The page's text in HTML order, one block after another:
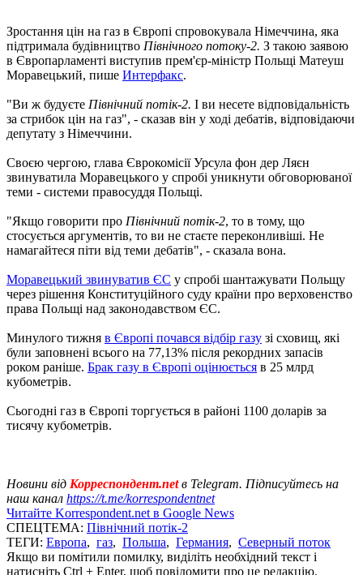
Зростання цін на газ в Європі спровокувала Німеччина, яка
підтримала будівництво Північного потоку-2. З такою заявою
в Європарламенті виступив прем'єр-міністр Польщі Матеуш
Моравецький, пише Интерфакс.
"Ви ж будуєте Північний потік-2. І ви несете відповідальність
за стрибок цін на газ", - сказав він у ході дебатів, відповідаючи
депутату з Німеччини.
Своєю чергою, глава Єврокомісії Урсула фон дер Ляєн
звинуватила Моравецького у спробі уникнути обговорюваної
теми - системи правосуддя Польщі.
"Якщо говорити про Північний потік-2, то в тому, що
стосується аргументів, то ви не стаєте переконливіші. Не
намагайтеся піти від теми дебатів", - сказала вона.
Моравецький звинуватив ЄС у спробі шантажувати Польщу
через рішення Конституційного суду країни про верховенство
права Польщі над законодавством ЄС.
Минулого тижня в Європі почався відбір газу зі сховищ, які
були заповнені всього на 77,13% після рекордних запасів
роком раніше. Брак газу в Європі оцінюється в 25 млрд
кубометрів.
Сьогодні газ в Європі торгується в районі 1100 доларів за
тисячу кубометрів.
Новини від Корреспондент.netв Telegram. Підписуйтесь на
наш канал https://t.me/korrespondentnet
Читайте Korrespondent.net в Google News
СПЕЦТЕМА: Північний потік-2
ТЕГИ: Европа, газ, Польша, Германия, Северный поток
Якщо ви помітили помилку, виділіть необхідний текст і
натисніть Ctrl + Enter, щоб повідомити про це редакцію.